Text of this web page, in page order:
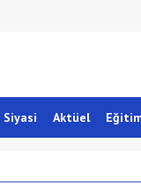
Siyasi Aktüel